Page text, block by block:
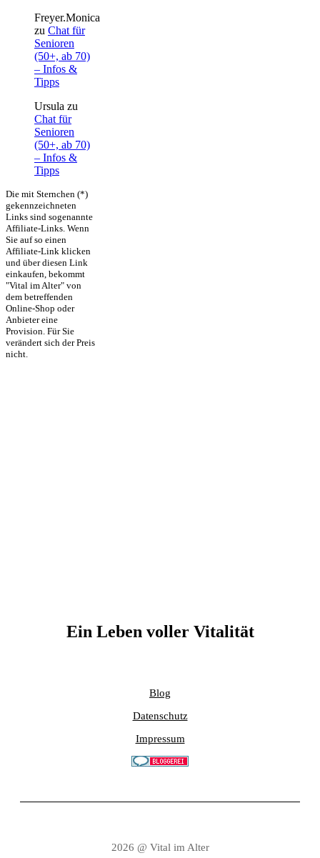
Freyer.Monica
zu Chat für
Senioren
(50+, ab 70)
– Infos &
Tipps
Ursula zu
Chat für
Senioren
(50+, ab 70)
– Infos &
Tipps
Die mit Sternchen (*)
gekennzeichneten
Links sind sogenannte
Affiliate-Links. Wenn
Sie auf so einen
Affiliate-Link klicken
und über diesen Link
einkaufen, bekommt
"Vital im Alter" von
dem betreffenden
Online-Shop oder
Anbieter eine
Provision. Für Sie
verändert sich der Preis
nicht.
Ein Leben voller Vitalität
Blog
Datenschutz
Impressum
2026 @ Vital im Alter